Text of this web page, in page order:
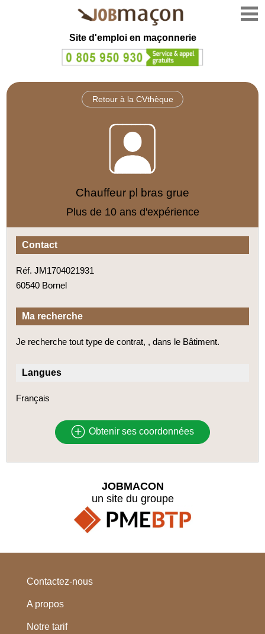
Site d'emploi en maçonnerie
Retour à la CVthèque
Chauffeur pl bras grue
Plus de 10 ans d'expérience
Contact
Réf. JM1704021931
60540 Bornel
Ma recherche
Je recherche tout type de contrat, , dans le Bâtiment.
Langues
Français
Obtenir ses coordonnées
JOBMACON
un site du groupe
Contactez-nous
A propos
Notre tarif